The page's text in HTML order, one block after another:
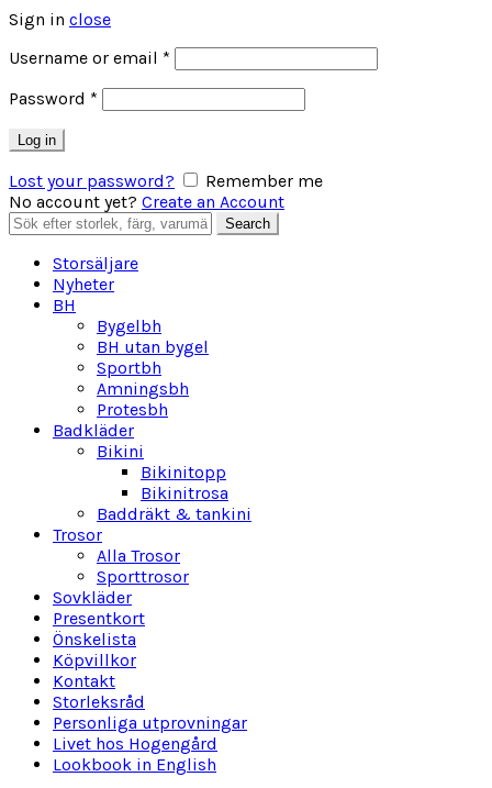
Sign in close
Username or email *
Password *
Log in
Lost your password?
Remember me
No account yet? Create an Account
Search
for:
Search
Storsäljare
Nyheter
BH
Bygelbh
BH utan bygel
Sportbh
Amningsbh
Protesbh
Badkläder
Bikini
Bikinitopp
Bikinitrosa
Baddräkt & tankini
Trosor
Alla Trosor
Sporttrosor
Sovkläder
Presentkort
Önskelista
Köpvillkor
Kontakt
Storleksråd
Personliga utprovningar
Livet hos Hogengård
Lookbook in English